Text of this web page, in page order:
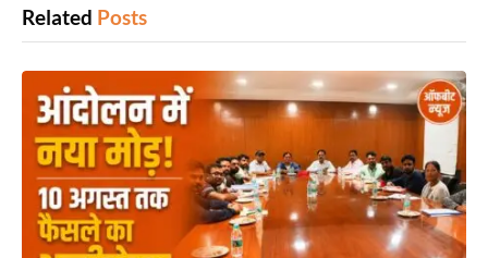
Related Posts